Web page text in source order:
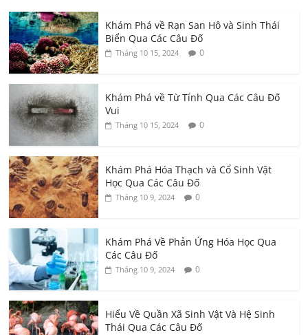
Khám Phá về Rạn San Hô và Sinh Thái
Biển Qua Các Câu Đố
Tháng 10 15, 2024 0
Khám Phá về Từ Tính Qua Các Câu Đố
Vui
Tháng 10 15, 2024 0
Khám Phá Hóa Thạch và Cổ Sinh Vật
Học Qua Các Câu Đố
Tháng 10 9, 2024 0
Khám Phá Về Phản Ứng Hóa Học Qua
Các Câu Đố
Tháng 10 9, 2024 0
Hiểu Về Quần Xã Sinh Vật Và Hệ Sinh
Thái Qua Các Câu Đố